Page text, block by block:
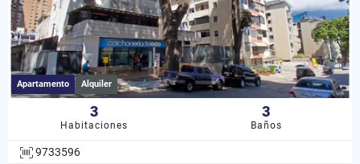
Apartamento Alquiler
3
Habitaciones
3
Baños
9733596